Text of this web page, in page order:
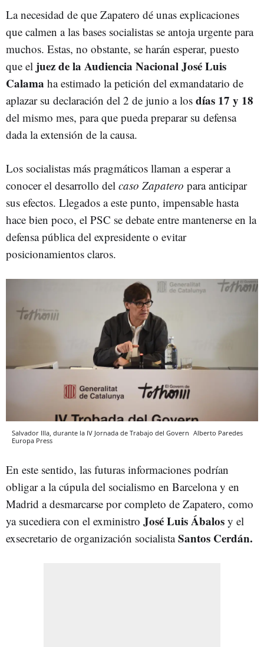
La necesidad de que Zapatero dé unas explicaciones
que calmen a las bases socialistas se antoja urgente para
muchos. Estas, no obstante, se harán esperar, puesto
que el juez de la Audiencia NacionalJosé Luis
Calama ha estimado la petición del exmandatario de
aplazar su declaración del 2 de junio a los días 17 y 18
del mismo mes, para que pueda preparar su defensa
dada la extensión de la causa.
Los socialistas más pragmáticos llaman a esperar a
conocer el desarrollo del caso Zapatero para anticipar
sus efectos. Llegados a este punto, impensable hasta
hace bien poco, el PSC se debate entre mantenerse en la
defensa pública del expresidente o evitar
posicionamientos claros.
Salvador Illa, durante la IV Jornada de Trabajo del Govern Alberto Paredes
Europa Press
En este sentido, las futuras informaciones podrían
obligar a la cúpula del socialismo en Barcelona y en
Madrid a desmarcarse por completo de Zapatero, como
ya sucediera con el exministro José Luis Ábalos y el
exsecretario de organización socialistaSantos Cerdán.